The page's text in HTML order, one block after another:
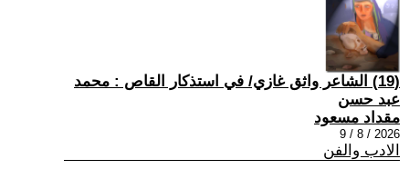
(19) الشاعر واثق غازي/ في استذكار القاص : محمد
عبد حسن
مقداد مسعود
2026 / 8 / 9
الادب والفن